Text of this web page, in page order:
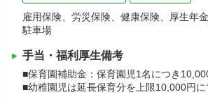
雇用保険、労災保険、健康保険、厚生年
駐車場
手当・福利厚生備考
■保育園補助金：保育園児1名につき
■幼稚園児は延長保育分を上限10,000円に